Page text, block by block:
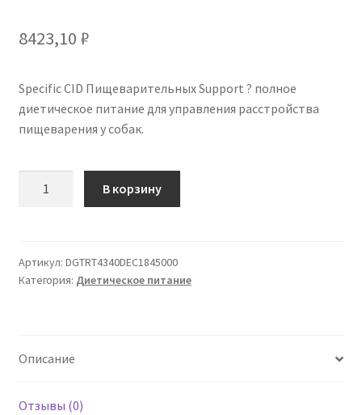
8423,10 ₽
Specific CID Пищеварительных Support ? полное
диетическое питание для управления расстройства
пищеварения у собак.
CID
Пищеварительных
В корзину
Артикул: DGTRT4340DEC1845000
Категория: Диетическое питание
Описание
Отзывы (0)